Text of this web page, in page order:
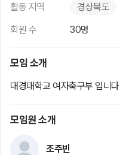
활동 지역
경상북도
회원 수
30명
모임 소개
대경대학교 여자축구부 입니다
모임원 소개
조주빈